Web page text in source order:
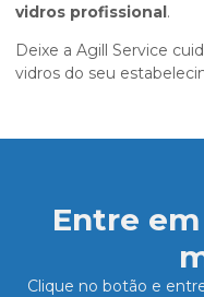
vidros profissional.
Deixe a Agill Service
vidros do seu
Entre
Clique no botão e